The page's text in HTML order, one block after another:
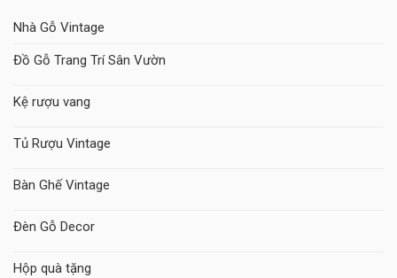
Nhà Gỗ Vintage
Đồ Gỗ Trang Trí Sân Vườn
Kệ rượu vang
Tủ Rượu Vintage
Bàn Ghế Vintage
Đèn Gỗ Decor
Hộp quà tặng